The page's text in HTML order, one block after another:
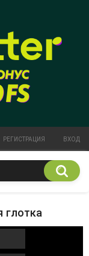
РЕГИСТРАЦИЯ ВХОД
глотка